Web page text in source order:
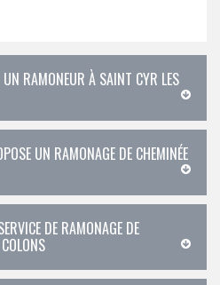
RAMONEUR À SAINT CYR LES
UN RAMONAGE DE CHEMINÉE
DE RAMONAGE DE